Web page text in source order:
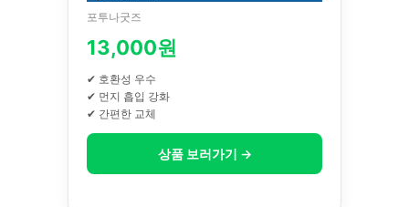
포투나굿즈
13,000원
✔ 호환성 우수
✔ 먼지 흡입 강화
✔ 간편한 교체
상품 보러가기 →